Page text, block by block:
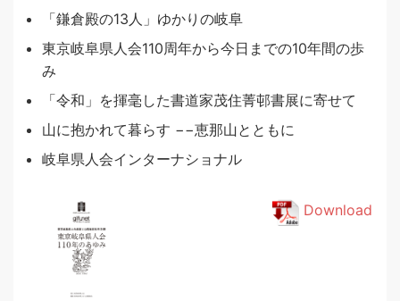
「鎌倉殿の13人」ゆかりの岐阜
東京岐阜県人会110周年から今日までの10年間の歩
み
「令和」を揮毫した書道家茂住菁邨書展に寄せて
山に抱かれて暮らす −−恵那山とともに
岐阜県人会インターナショナル
Download